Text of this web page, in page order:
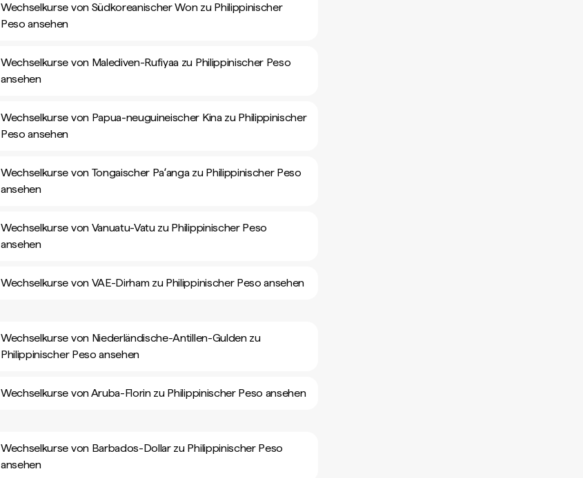
Wechselkurse von Südkoreanischer Won zu Philippinischer
Peso ansehen
Wechselkurse von Malediven-Rufiyaa zu Philippinischer Peso
ansehen
Wechselkurse von Papua-neuguineischer Kina zu Philippinischer
Peso ansehen
Wechselkurse von Tongaischer Paʻanga zu Philippinischer Peso
ansehen
Wechselkurse von Vanuatu-Vatu zu Philippinischer Peso
ansehen
Wechselkurse von VAE-Dirham zu Philippinischer Peso ansehen
Wechselkurse von Niederländische-Antillen-Gulden zu
Philippinischer Peso ansehen
Wechselkurse von Aruba-Florin zu Philippinischer Peso ansehen
Wechselkurse von Barbados-Dollar zu Philippinischer Peso
ansehen